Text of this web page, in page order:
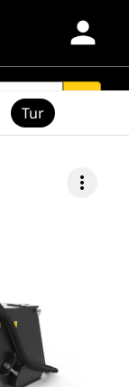
person
more_vert
Tur